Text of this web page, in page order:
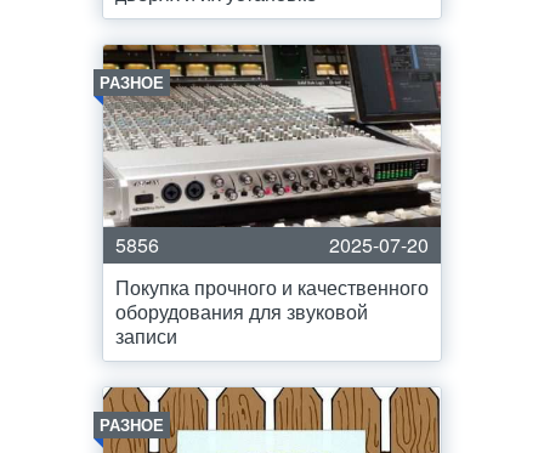
РАЗНОЕ
5856
2025-07-20
Покупка прочного и качественного
оборудования для звуковой
записи
РАЗНОЕ